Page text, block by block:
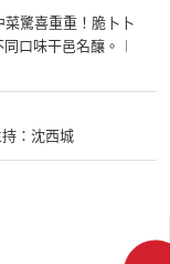
菜驚喜重重！脆卜卜
口味干邑名釀。︱
持：沈西城